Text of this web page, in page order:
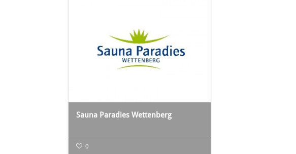
Sauna Paradies Wettenberg
0